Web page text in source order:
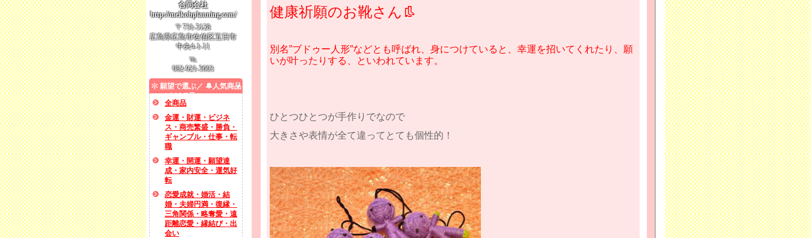
合同会社
http://meikohplanning.com/
〒731-5128
広島県広島市佐伯区五日市
中央4-1-11
℡
082-921-5603
願望で選ぶ／ 🔔人気商品
／ SALE品
全商品
金運・財運・ビジネ
ス・商売繁盛・勝負・
ギャンブル・仕事・転
職
幸運・開運・願望達
成・家内安全・運気好
転
恋愛成就・婚活・結
婚・夫婦円満・復縁・
三角関係・略奪愛・遠
距離恋愛・縁結び・出
会い
健康祈願のお靴さん👢
別名”ブドゥー人形”などとも呼ばれ、身につけていると、幸運を招いてくれたり、願
いが叶ったりする、といわれています。
ひとつひとつが手作りでなので
大きさや表情が全て違ってとても個性的！